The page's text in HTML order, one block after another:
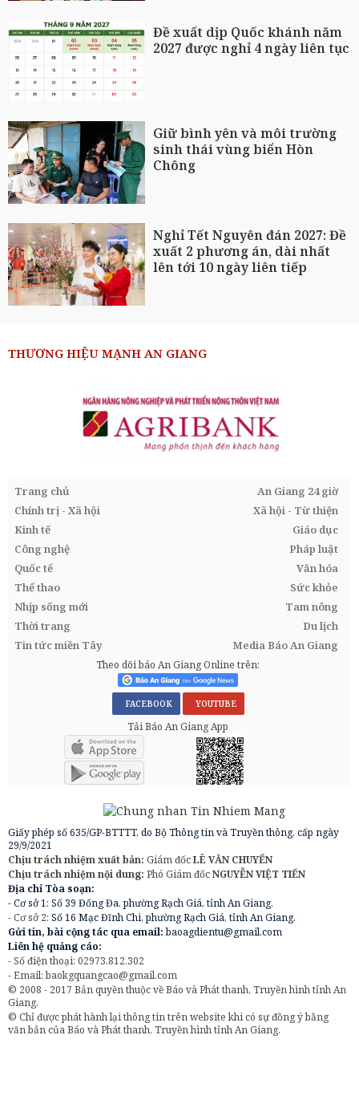
Đề xuất dịp Quốc khánh năm
2027 được nghỉ 4 ngày liên tục
Giữ bình yên và môi trường
sinh thái vùng biển Hòn
Chông
Nghỉ Tết Nguyên đán 2027: Đề
xuất 2 phương án, dài nhất
lên tới 10 ngày liên tiếp
THƯƠNG HIỆU MẠNH AN GIANG
Trang chủ
An Giang 24 giờ
Chính trị - Xã hội
Xã hội - Từ thiện
Kinh tế
Giáo dục
Công nghệ
Pháp luật
Quốc tế
Văn hóa
Thể thao
Sức khỏe
Nhịp sống mới
Tam nông
Thời trang
Du lịch
Tin tức miền Tây
Media Báo An Giang
Theo dõi báo An Giang Online trên:
FACEBOOK YOUTUBE
Tải Báo An Giang App
Giấy phép số 635/GP-BTTTT, do Bộ Thông tin và Truyền thông, cấp ngày
29/9/2021
Chịu trách nhiệm xuất bản: Giám đốcLÊ VĂN CHUYỂN
Chịu trách nhiệm nội dung: Phó Giám đốcNGUYỄN VIỆT TIẾN
Địa chỉ Tòa soạn:
- Cơ sở 1: Số 39 Đống Đa, phường Rạch Giá, tỉnh An Giang.
- Cơ sở 2: Số 16 Mạc Đĩnh Chi, phường Rạch Giá, tỉnh An Giang.
Gửi tin, bài cộng tác qua email:baoagdientu@gmail.com
Liên hệ quảng cáo:
- Số điện thoại: 02973.812.302
- Email:baokgquangcao@gmail.com
© 2008 - 2017 Bản quyền thuộc về Báo và Phát thanh, Truyền hình tỉnh An
Giang.
© Chỉ được phát hành lại thông tin trên website khi có sự đồng ý bằng
văn bản của Báo và Phát thanh, Truyền hình tỉnh An Giang.